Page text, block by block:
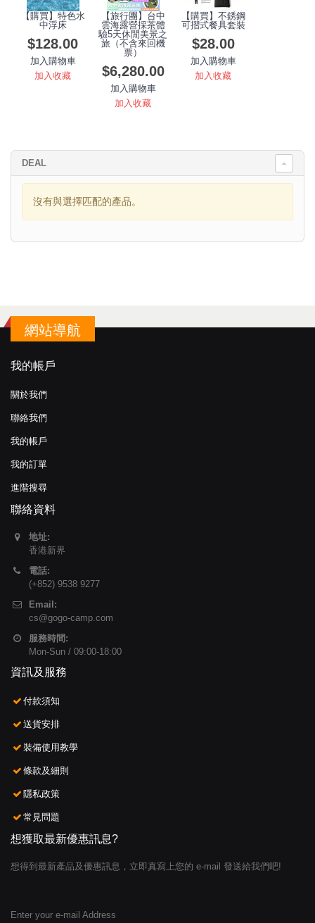
【購買】特色水
中浮床
$128.00
加入購物車
加入收藏
【旅行團】台中
雲海露營採茶體
驗5天休閒美景之
旅（不含來回機
票）
$6,280.00
加入購物車
加入收藏
【購買】不銹鋼
可摺式餐具套裝
$28.00
加入購物車
加入收藏
DEAL
沒有與選擇匹配的產品。
網站導航
我的帳戶
關於我們
聯絡我們
我的帳戶
我的訂單
進階搜尋
聯絡資料
地址:
香港新界
電話:
(+852) 9538 9277
Email:
cs@gogo-camp.com
服務時間:
Mon-Sun / 09:00-18:00
資訊及服務
付款須知
送貨安排
裝備使用教學
條款及細則
隱私政策
常見問題
想獲取最新優惠訊息?
想得到最新產品及優惠訊息，立即真寫上您的 e-mail 發送給我們吧!
Enter your e-mail Address